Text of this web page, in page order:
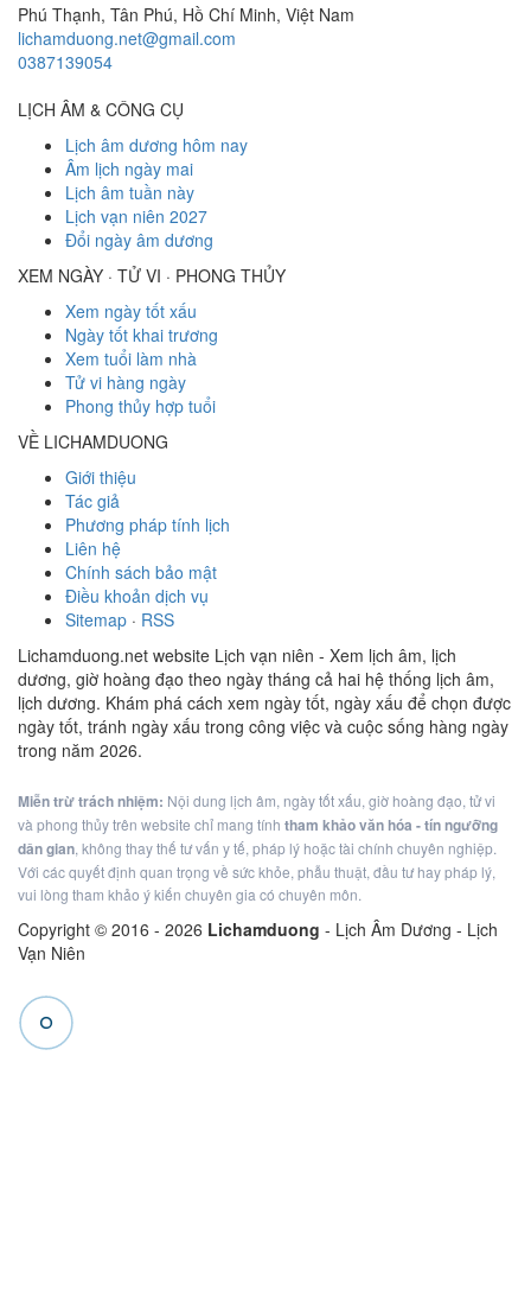
Phú Thạnh, Tân Phú, Hồ Chí Minh, Việt Nam
lichamduong.net@gmail.com
0387139054
LỊCH ÂM & CÔNG CỤ
Lịch âm dương hôm nay
Âm lịch ngày mai
Lịch âm tuần này
Lịch vạn niên 2027
Đổi ngày âm dương
XEM NGÀY · TỬ VI · PHONG THỦY
Xem ngày tốt xấu
Ngày tốt khai trương
Xem tuổi làm nhà
Tử vi hàng ngày
Phong thủy hợp tuổi
VỀ LICHAMDUONG
Giới thiệu
Tác giả
Phương pháp tính lịch
Liên hệ
Chính sách bảo mật
Điều khoản dịch vụ
Sitemap · RSS
Lichamduong.net website Lịch vạn niên - Xem lịch âm, lịch
dương, giờ hoàng đạo theo ngày tháng cả hai hệ thống lịch âm,
lịch dương. Khám phá cách xem ngày tốt, ngày xấu để chọn được
ngày tốt, tránh ngày xấu trong công việc và cuộc sống hàng ngày
trong năm 2026.
Miễn trừ trách nhiệm: Nội dung lịch âm, ngày tốt xấu, giờ hoàng đạo, tử vi
và phong thủy trên website chỉ mang tính tham khảo văn hóa - tín ngưỡng
dân gian, không thay thế tư vấn y tế, pháp lý hoặc tài chính chuyên nghiệp.
Với các quyết định quan trọng về sức khỏe, phẫu thuật, đầu tư hay pháp lý,
vui lòng tham khảo ý kiến chuyên gia có chuyên môn.
Copyright © 2016 - 2026 Lichamduong - Lịch Âm Dương - Lịch
Vạn Niên